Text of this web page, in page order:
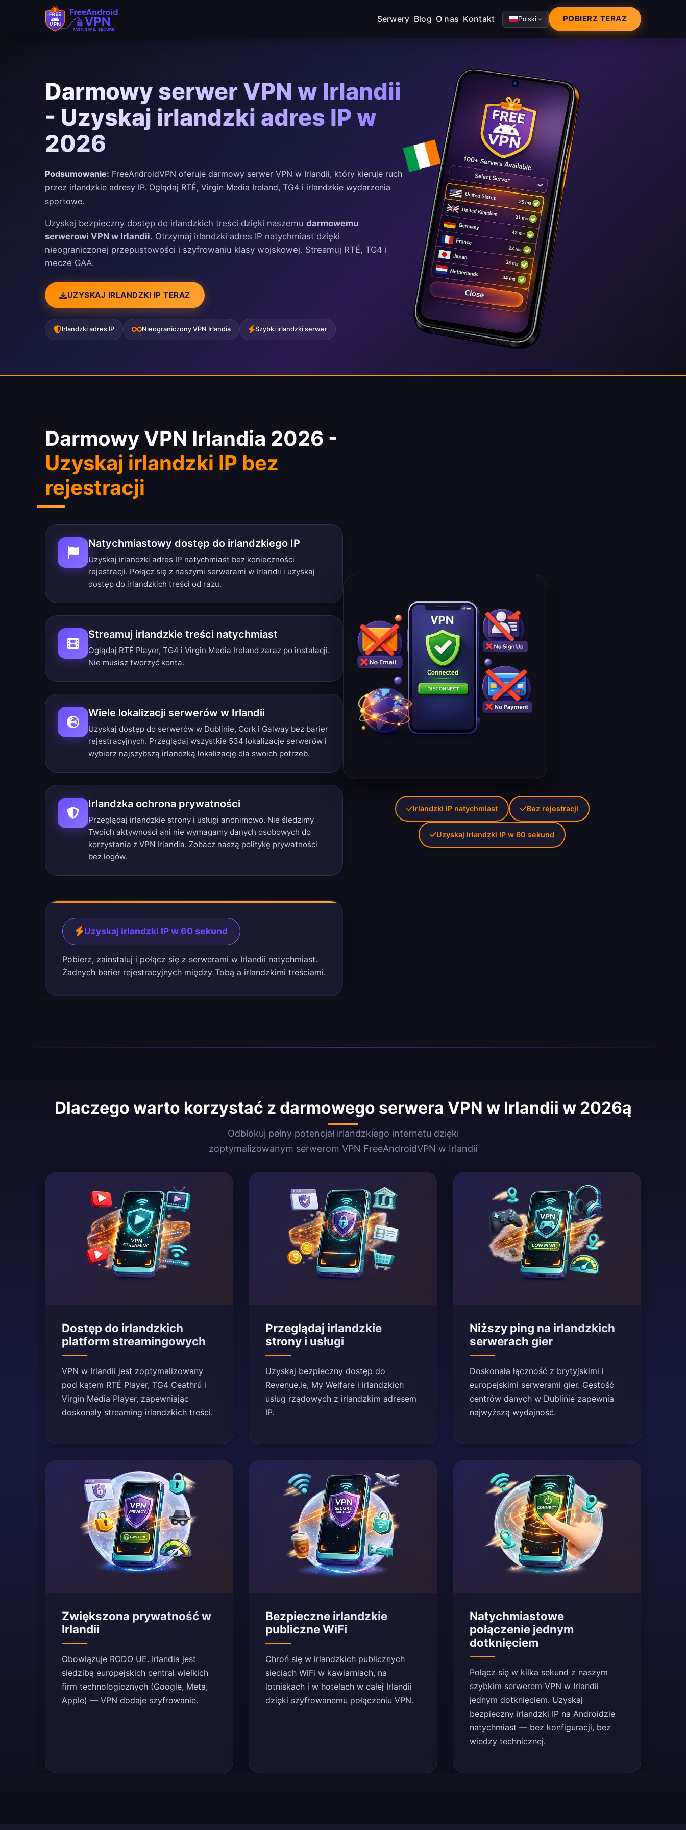
Serwery Blog O nas Kontakt Polski POBIERZ TERAZ
Darmowy serwer VPN w Irlandii
- Uzyskaj irlandzki adres IP w
2026
Podsumowanie: FreeAndroidVPN oferuje darmowy serwer VPN w Irlandii, który kieruje ruch
przez irlandzkie adresy IP. Oglądaj RTÉ, Virgin Media Ireland, TG4 i irlandzkie wydarzenia
sportowe.
Uzyskaj bezpieczny dostęp do irlandzkich treści dzięki naszemu darmowemu
serwerowi VPN w Irlandii. Otrzymaj irlandzki adres IP natychmiast dzięki
nieograniczonej przepustowości i szyfrowaniu klasy wojskowej. Streamuj RTÉ, TG4 i
mecze GAA.
UZYSKAJ IRLANDZKI IP TERAZ
Irlandzki adres IP Nieograniczony VPN Irlandia Szybki irlandzki serwer
Darmowy VPN Irlandia 2026 -
Uzyskaj irlandzki IP bez
rejestracji
Natychmiastowy dostęp do irlandzkiego IP
Uzyskaj irlandzki adres IP natychmiast bez konieczności
rejestracji. Połącz się z naszymi serwerami w Irlandii i uzyskaj
dostęp do irlandzkich treści od razu.
Streamuj irlandzkie treści natychmiast
Oglądaj RTÉ Player, TG4 i Virgin Media Ireland zaraz po instalacji.
Nie musisz tworzyć konta.
Wiele lokalizacji serwerów w Irlandii
Uzyskaj dostęp do serwerów w Dublinie, Cork i Galway bez barier
rejestracyjnych. Przeglądaj wszystkie 534 lokalizacje serwerów i
wybierz najszybszą irlandzką lokalizację dla swoich potrzeb.
Irlandzka ochrona prywatności
Przeglądaj irlandzkie strony i usługi anonimowo. Nie śledzimy
Twoich aktywności ani nie wymagamy danych osobowych do
korzystania z VPN Irlandia. Zobacz naszą politykę prywatności
bez logów.
Uzyskaj irlandzki IP w 60 sekund
Pobierz, zainstaluj i połącz się z serwerami w Irlandii natychmiast.
Żadnych barier rejestracyjnych między Tobą a irlandzkimi treściami.
Irlandzki IP natychmiast Bez rejestracji
Uzyskaj irlandzki IP w 60 sekund
Dlaczego warto korzystać z darmowego serwera VPN w Irlandii w 2026ą
Odblokuj pełny potencjał irlandzkiego internetu dzięki
zoptymalizowanym serwerom VPN FreeAndroidVPN w Irlandii
Dostęp do irlandzkich
platform streamingowych
VPN w Irlandii jest zoptymalizowany
pod kątem RTÉ Player, TG4 Ceathrú i
Virgin Media Player, zapewniając
doskonały streaming irlandzkich treści.
Przeglądaj irlandzkie
strony i usługi
Uzyskaj bezpieczny dostęp do
Revenue.ie, My Welfare i irlandzkich
usług rządowych z irlandzkim adresem
IP.
Niższy ping na irlandzkich
serwerach gier
Doskonała łączność z brytyjskimi i
europejskimi serwerami gier. Gęstość
centrów danych w Dublinie zapewnia
najwyższą wydajność.
Zwiększona prywatność w
Irlandii
Obowiązuje RODO UE. Irlandia jest
siedzibą europejskich central wielkich
firm technologicznych (Google, Meta,
Apple) — VPN dodaje szyfrowanie.
Bezpieczne irlandzkie
publiczne WiFi
Chroń się w irlandzkich publicznych
sieciach WiFi w kawiarniach, na
lotniskach i w hotelach w całej Irlandii
dzięki szyfrowanemu połączeniu VPN.
Natychmiastowe
połączenie jednym
dotknięciem
Połącz się w kilka sekund z naszym
szybkim serwerem VPN w Irlandii
jednym dotknięciem. Uzyskaj
bezpieczny irlandzki IP na Androidzie
natychmiast — bez konfiguracji, bez
wiedzy technicznej.